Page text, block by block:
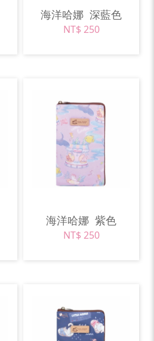
海洋哈娜 深藍色
NT$ 250
海洋哈娜 紫色
NT$ 250